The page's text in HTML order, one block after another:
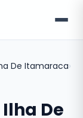
De Itamaraca›
De